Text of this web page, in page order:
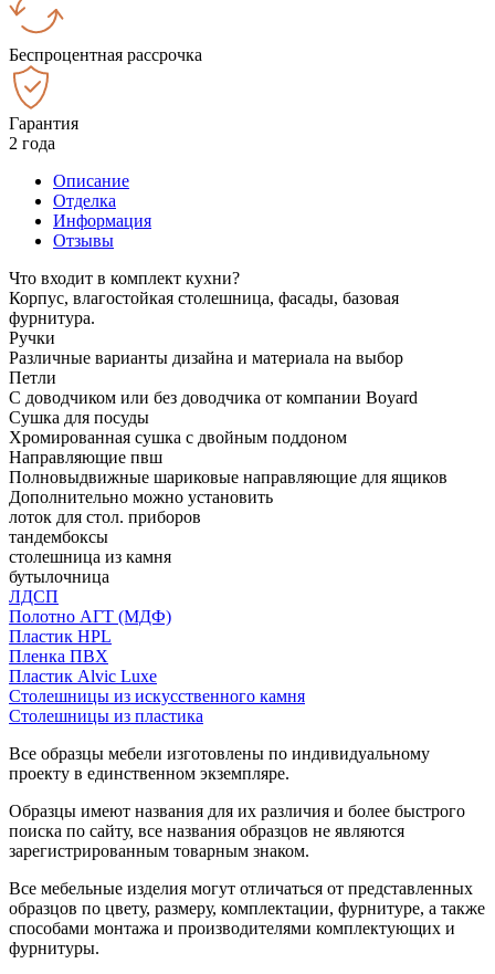
Беспроцентная рассрочка
Гарантия
2 года
Описание
Отделка
Информация
Отзывы
Что входит в комплект кухни?
Корпус, влагостойкая столешница, фасады, базовая
фурнитура.
Ручки
Различные варианты дизайна и материала на выбор
Петли
С доводчиком или без доводчика от компании Boyard
Сушка для посуды
Хромированная сушка с двойным поддоном
Направляющие пвш
Полновыдвижные шариковые направляющие для ящиков
Дополнительно можно установить
лоток для стол. приборов
тандембоксы
столешница из камня
бутылочница
ЛДСП
Полотно АГТ (МДФ)
Пластик HPL
Пленка ПВХ
Пластик Alvic Luxe
Столешницы из искусственного камня
Столешницы из пластика
Все образцы мебели изготовлены по индивидуальному
проекту в единственном экземпляре.
Образцы имеют названия для их различия и более быстрого
поиска по сайту, все названия образцов не являются
зарегистрированным товарным знаком.
Все мебельные изделия могут отличаться от представленных
образцов по цвету, размеру, комплектации, фурнитуре, а также
способами монтажа и производителями комплектующих и
фурнитуры.